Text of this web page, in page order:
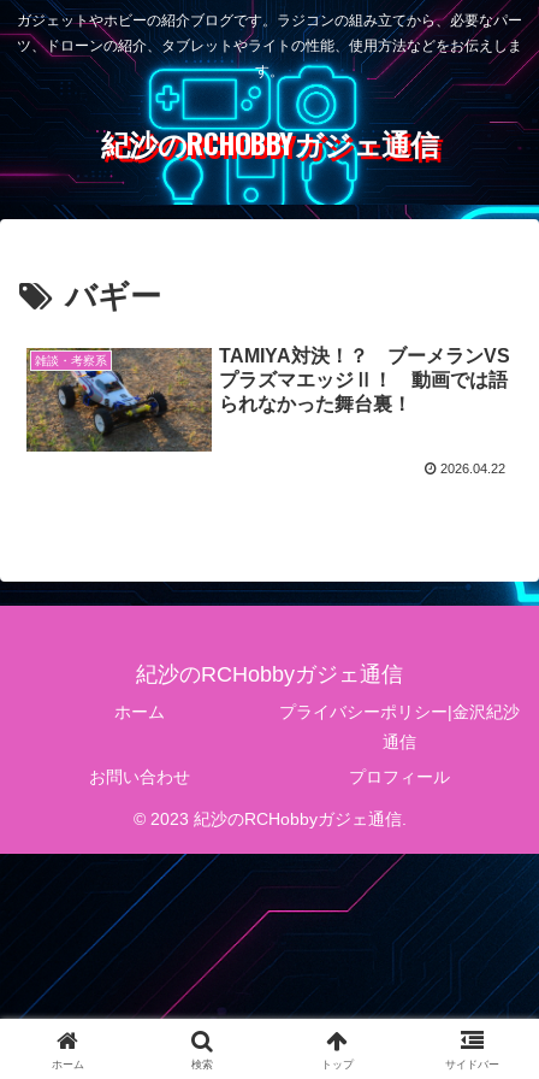
ガジェットやホビーの紹介ブログです。ラジコンの組み立てから、必要なパー
ツ、ドローンの紹介、タブレットやライトの性能、使用方法などをお伝えしま
す。
紀沙のRCHOBBYガジェ通信
バギー
雑談・考察系
TAMIYA対決！？ ブーメランVS
プラズマエッジⅡ！ 動画では語
られなかった舞台裏！
2026.04.22
紀沙のRCHobbyガジェ通信
ホーム
プライバシーポリシー|金沢紀沙
通信
お問い合わせ
プロフィール
© 2023 紀沙のRCHobbyガジェ通信.
ホーム 検索 トップ サイドバー